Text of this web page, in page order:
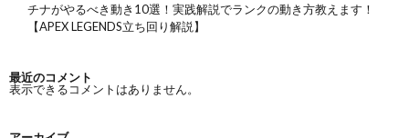
チナがやるべき動き10選！実践解説でランクの動き方教えます！
【APEX LEGENDS立ち回り解説】
最近のコメント
表示できるコメントはありません。